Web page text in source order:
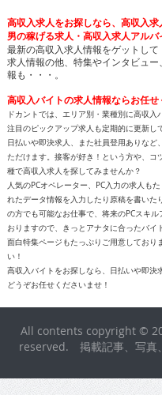
高収入求人をお探しなら、高収入求
男の稼げる求人・高収入求人アル
最新の高収入求人情報をゲットして
求人情報の他、特集やインタビュ
報も・・・。
高収入バイトの求人情報ならお任せ
ドカントでは、エリア別・業種別に高収入
注目のピックアップ求人も定期的に更新し
日払いや即決求人、また社員登用ありな
ただけます。接客が好き！という方や、
種で高収入求人を探してみませんか？
人気のPCオペレーター、PC入力の求人も
れたデータ情報を入力したり原稿を書いた
の方でも可能なお仕事で、将来のPCスキ
おりますので、きっとアナタに合ったバイ
面白特集ページもたっぷりご用意しており
い！
高収入バイトをお探しなら、日払いや即
どうぞお任せくださいませ！
All contents copyright ©
reserved. 掲載記事、写真